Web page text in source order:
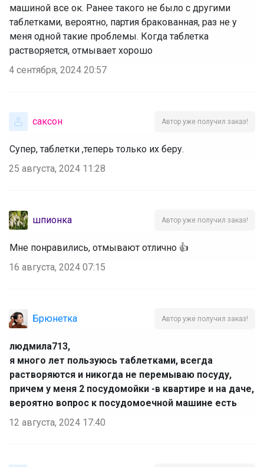
машиной все ок. Ранее такого не было с другими
таблетками, вероятно, партия бракованная, раз не у
меня одной такие проблемы. Когда таблетка
растворяется, отмывает хорошо
4 сентября, 2024 20:57
саксон Автор уже получил заказ!
Супер, таблетки ,теперь только их беру.
25 августа, 2024 11:28
шпионка Автор уже получил заказ!
Мне понравились, отмывают отлично 👍
16 августа, 2024 07:15
Брюнетка Автор уже получил заказ!
людмила713,
я много лет пользуюсь таблетками, всегда
растворяются и никогда не перемываю посуду,
причем у меня 2 посудомойки -в квартире и на даче,
вероятно вопрос к посудомоечной машине есть
12 августа, 2024 17:40